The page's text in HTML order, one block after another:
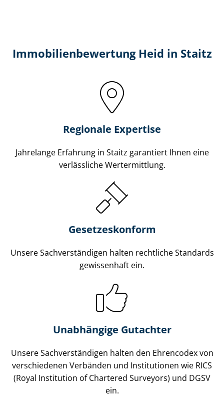
Immobilien­bewertung Heid in Staitz
Regionale Expertise
Jahrelange Erfahrung in Staitz garantiert Ihnen eine
verlässliche Wertermittlung.
Gesetzes­konform
Unsere Sach­ver­stän­di­gen halten rechtliche Standards
gewissenhaft ein.
Unabhängige Gutachter
Unsere Sach­ver­stän­di­gen halten den Ehrencodex von
verschiedenen Verbänden und Institutionen wie RICS
(Royal Institution of Chartered Surveyors) und DGSV
ein.